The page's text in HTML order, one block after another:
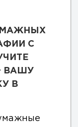
С
ВАШУ
В